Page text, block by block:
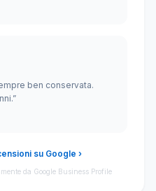
ben conservata.
su Google ›
da Google Business Profile